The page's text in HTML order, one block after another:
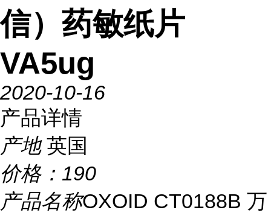
信）药敏纸片
VA5ug
2020-10-16
产品详情
产地 英国
价格： 190
产品名称OXOID CT0188B 万